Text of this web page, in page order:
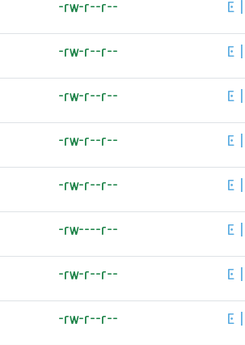
-rw-r--r-- E
-rw-r--r-- E
-rw-r--r-- E
-rw-r--r-- E
-rw-r--r-- E
-rw----r-- E
-rw-r--r-- E
-rw-r--r-- E